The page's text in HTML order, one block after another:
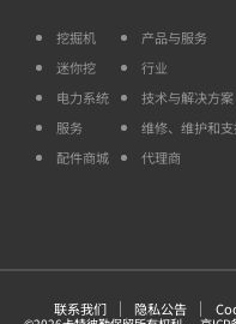
挖掘机
迷你挖
电力系统
服务
配件商城
产品与服务
行业
技术与解决方案
维修、维护和
代理商
联系我们 隐私公告